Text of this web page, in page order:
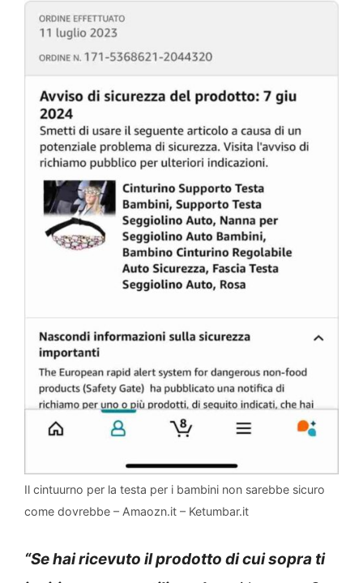
Il cintuurno per la testa per i bambini non sarebbe sicuro
come dovrebbe – Amaozn.it – Ketumbar.it
“Se hai ricevuto il prodotto di cui sopra ti